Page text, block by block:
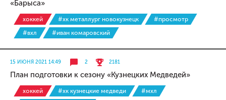
«Барыса»
хоккей #хк металлург новокузнецк
#просмотр
#вхл
#иван комаровский
15 ИЮНЯ 2021 14:49 2 2181
План подготовки к сезону «Кузнецких Медведей»
хоккей #хк кузнецкие медведи
#мхл